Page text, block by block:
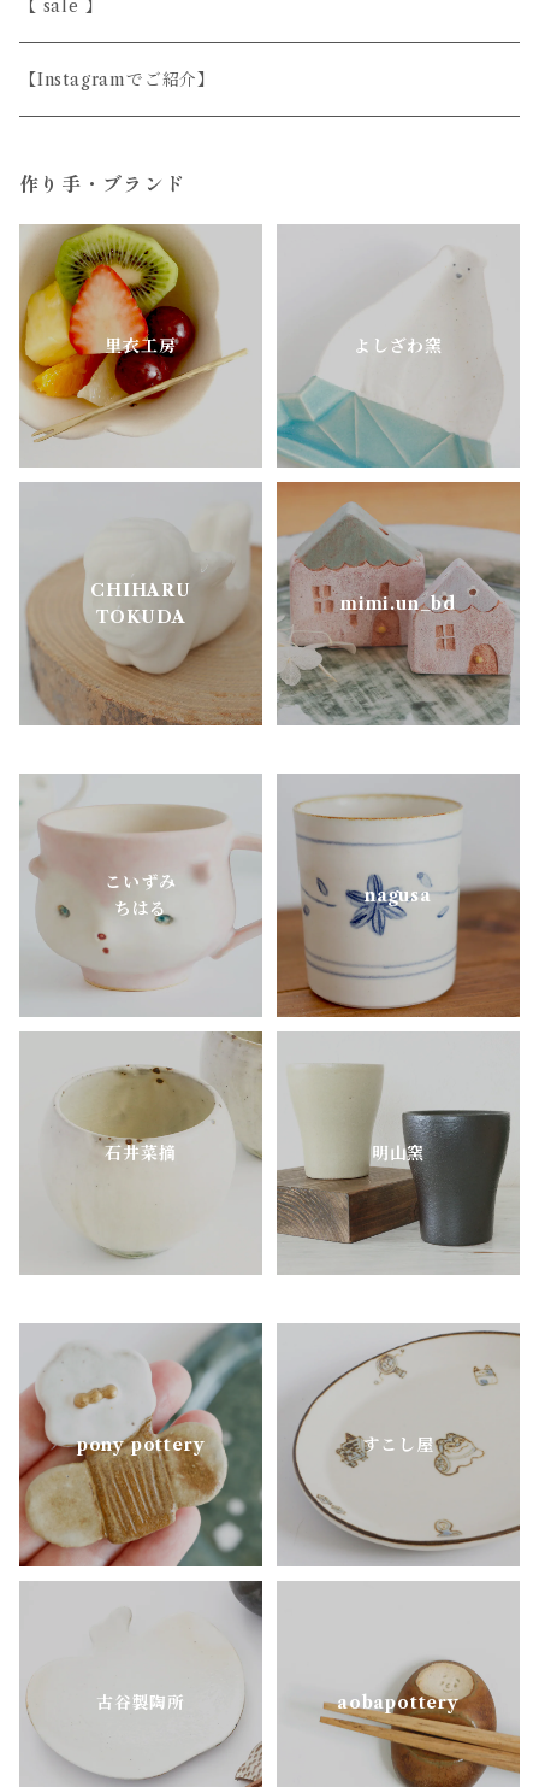
斎藤奈月
シサム工房
陶房はせがわ
ニシクミ
樋口萌
古谷製陶所
明山窯
よしざわ窯
aobapottery
CHIHARU TOKUDA
MEISTER HAND
mimi.un_bd
nagusa
OKAMA Studio
pony pottery
益子焼
磁器
天然木
真鍮・アルミ
シンプル
上品
どうぶつのうつわ
お花のうつわ
【 sale 】
【Instagramでご紹介】
作り手・ブランド
里衣工房 よしざわ窯
CHIHARU
TOKUDA
mimi.un_bd
こいずみ
ちはる
nagusa
石井菜摘 明山窯
pony pottery すこし屋
古谷製陶所 aobapottery